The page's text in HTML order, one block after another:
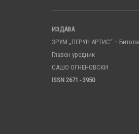
ИЗДАВА
ЗРУМ „ПЕРУН АРТИС“ – Битола
Главен уредник
САШО ОГНЕНОВСКИ
ISSN 2671 - 3950